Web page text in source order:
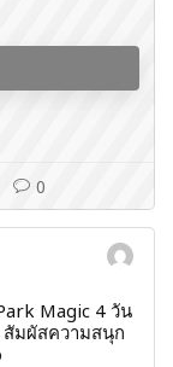
0
Magic 4 วัน
มผัสความสนุก